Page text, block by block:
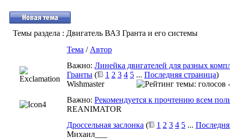
Темы раздела : Двигатель ВАЗ Гранта и его системы
Тема / Автор
Важно: Линейка двигателей для разных
Гранты ( 1 2 3 4 5 ... Последняя страница)
Wishmaster
Важно: Рекомендуется к прочтению всем
REANIMATOR
Дроссельная заслонка ( 1 2 3 4 5 ...
Михаил___